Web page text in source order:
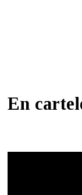
En